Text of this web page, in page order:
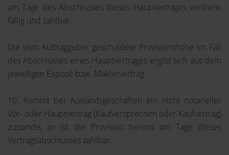
am Tage des Abschlusses dieses Haupvertrages verdient,
fällig und zahlbar.
Die vom Auftraggeber geschuldete Provisionshöhe im Fall
des Abschlusses eines Hauptvertrages ergibt sich aus dem
jeweiligen Exposé bzw. Maklervertrag.
10. Kommt bei Auslandsgeschäften ein nicht notarieller
Vor- oder Hauptvertrag (Kaufversprechen oder Kaufvertrag)
zustande, so ist die Provision bereits am Tage dieses
Vertragsabschlusses zahlbar.